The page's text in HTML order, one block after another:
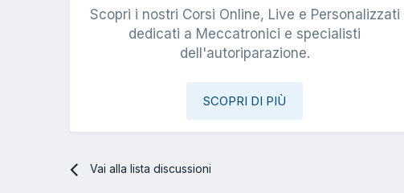
Scopri i nostri Corsi Online, Live e Personalizzati
dedicati a Meccatronici e specialisti
dell'autoriparazione.
SCOPRI DI PIÙ
Vai alla lista discussioni